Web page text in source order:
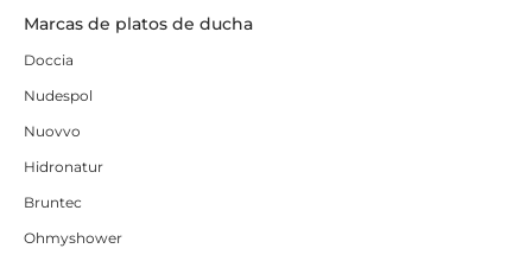
Marcas de platos de ducha
Doccia
Nudespol
Nuovvo
Hidronatur
Bruntec
Ohmyshower